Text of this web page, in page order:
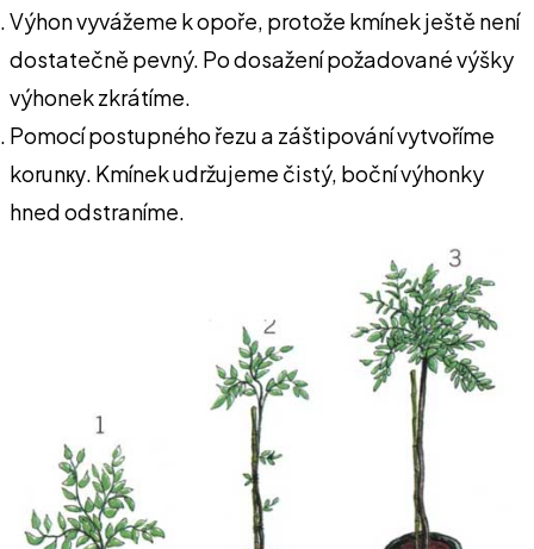
Výhon vyvážeme k opoře, protože kmínek ještě není
dostatečně pevný. Po dosažení požadované výšky
výhonek zkrátíme.
Pomocí postupného řezu a záštipování vytvoříme
korunку. Kmínek udržujeme čistý, boční výhonky
hned odstraníme.